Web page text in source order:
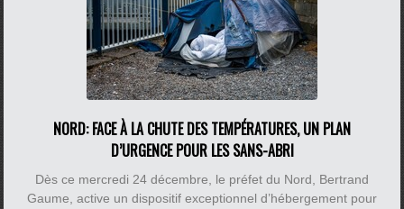
NORD: FACE À LA CHUTE DES TEMPÉRATURES, UN PLAN
D’URGENCE POUR LES SANS-ABRI
Dès ce mercredi 24 décembre, le préfet du Nord, Bertrand
Gaume, active un dispositif exceptionnel d’hébergement pour